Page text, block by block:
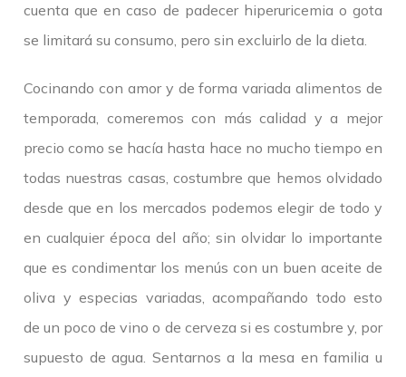
cuenta que en caso de padecer hiperuricemia o gota
se limitará su consumo, pero sin excluirlo de la dieta.
Cocinando con amor y de forma variada alimentos de
temporada, comeremos con más calidad y a mejor
precio como se hacía hasta hace no mucho tiempo en
todas nuestras casas, costumbre que hemos olvidado
desde que en los mercados podemos elegir de todo y
en cualquier época del año; sin olvidar lo importante
que es condimentar los menús con un buen aceite de
oliva y especias variadas, acompañando todo esto
de un poco de vino o de cerveza si es costumbre y, por
supuesto de agua. Sentarnos a la mesa en familia u